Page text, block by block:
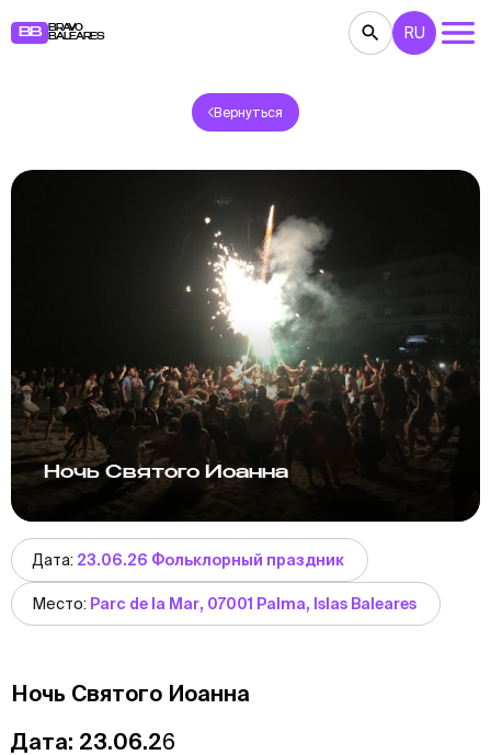
BB
BRAVO
BALEARES
КОНЦЕРТЫ ТЕАТР
ЯРМАРКИ
ДЕТЯМ BB NOTE
RU
Вернуться
Ночь Святого Иоанна
Дата: 23.06.26 Фольклорный праздник
Место: Parc de la Mar, 07001 Palma, Islas Baleares
Ночь Святого Иоанна
Дата: 23.06.26